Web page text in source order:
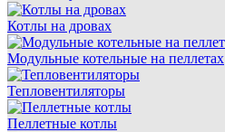
Котлы на дровах
Модульные котельные на пеллетах
Тепловентиляторы
Пеллетные котлы